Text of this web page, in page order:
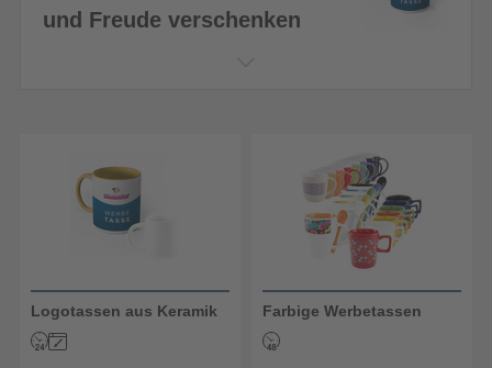
und Freude verschenken
Logotassen aus Keramik Farbige Werbetassen